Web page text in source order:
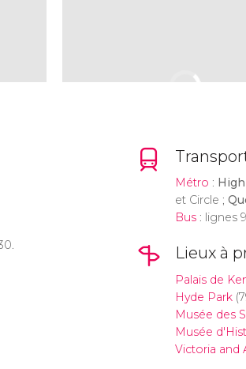
Métro :
et Circle ;
Bus: lignes
Lieux à
Palais de
Hyde Park
Musée des
Musée
Victoria and